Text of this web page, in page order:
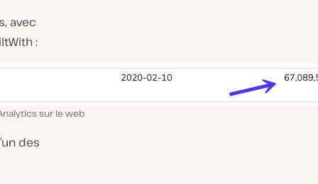
avec
:
sur le web
des